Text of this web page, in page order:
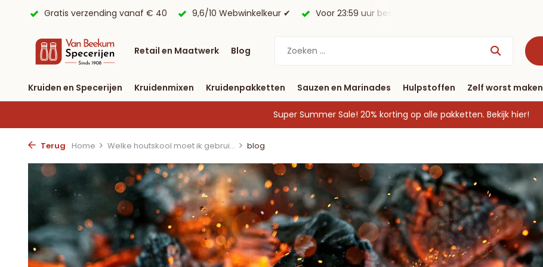
9,6/10 Webwinkelkeur ✔ Voor 23:59 uur besteld, morgen in huis*. Gratis verzending vanaf € 40
Retail en Maatwerk Blog
Kruiden en Specerijen Kruidenmixen Kruidenpakketten Sauzen en Marinades Hulpstoffen Zelf worst maken
Super Summer Sale! 20% korting op alle pakketten. Bekijk hier!
Terug Home Welke houtskool moet ik gebrui... blog